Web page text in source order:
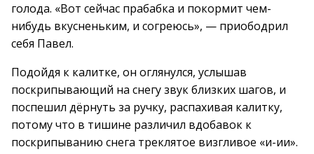
голода. «Вот сейчас прабабка и покормит чем-
нибудь вкусненьким, и согреюсь», — приободрил
себя Павел.
Подойдя к калитке, он оглянулся, услышав
поскрипывающий на снегу звук близких шагов, и
поспешил дёрнуть за ручку, распахивая калитку,
потому что в тишине различил вдобавок к
поскрипыванию снега треклятое визгливое «и-ии».